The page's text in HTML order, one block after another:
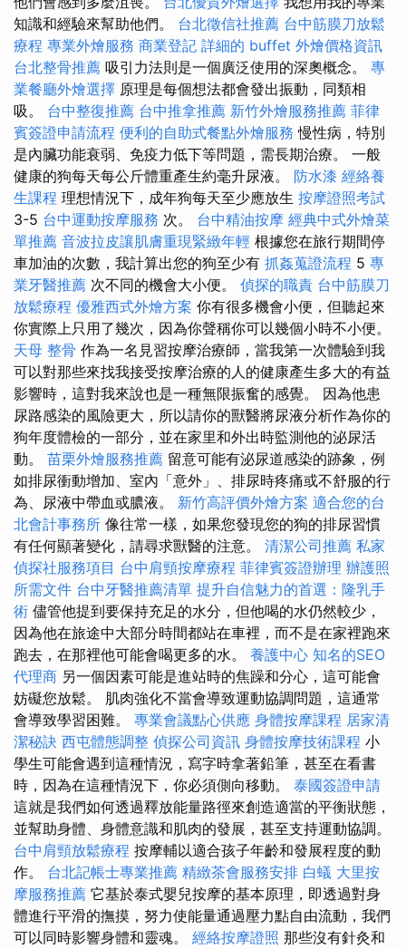
知識和經驗來幫助他們。 台北徵信社推薦 台中筋膜刀放鬆
療程 專業外燴服務 商業登記 詳細的 buffet 外燴價格資訊
台北整骨推薦 吸引力法則是一個廣泛使用的深奧概念。 專
業餐廳外燴選擇 原理是每個想法都會發出振動，同類相
吸。 台中整復推薦 台中推拿推薦 新竹外燴服務推薦 菲律
賓簽證申請流程 便利的自助式餐點外燴服務 慢性病，特別
是內臟功能衰弱、免疫力低下等問題，需長期治療。 一般
健康的狗每天每公斤體重產生約毫升尿液。 防水漆 經絡養
生課程 理想情況下，成年狗每天至少應放生 按摩證照考試
3-5 台中運動按摩服務 次。 台中精油按摩 經典中式外燴菜
單推薦 音波拉皮讓肌膚重現緊緻年輕 根據您在旅行期間停
車加油的次數，我計算出您的狗至少有 抓姦蒐證流程 5 專
業牙醫推薦 次不同的機會大小便。 偵探的職責 台中筋膜刀
放鬆療程 優雅西式外燴方案 你有很多機會小便，但聽起來
你實際上只用了幾次，因為你聲稱你可以幾個小時不小便。
天母 整骨 作為一名見習按摩治療師，當我第一次體驗到我
可以對那些來找我接受按摩治療的人的健康產生多大的有益
影響時，這對我來說也是一種無限振奮的感覺。 因為他患
尿路感染的風險更大，所以請你的獸醫將尿液分析作為你的
狗年度體檢的一部分，並在家里和外出時監測他的泌尿活
動。 苗栗外燴服務推薦 留意可能有泌尿道感染的跡象，例
如排尿衝動增加、室內「意外」、排尿時疼痛或不舒服的行
為、尿液中帶血或膿液。 新竹高評價外燴方案 適合您的台
北會計事務所 像往常一樣，如果您發現您的狗的排尿習慣
有任何顯著變化，請尋求獸醫的注意。 清潔公司推薦 私家
偵探社服務項目 台中肩頸按摩療程 菲律賓簽證辦理 辦護照
所需文件 台中牙醫推薦清單 提升自信魅力的首選：隆乳手
術 儘管他提到要保持充足的水分，但他喝的水仍然較少，
因為他在旅途中大部分時間都站在車裡，而不是在家裡跑來
跑去，在那裡他可能會喝更多的水。 養護中心 知名的SEO
代理商 另一個因素可能是進站時的焦躁和分心，這可能會
妨礙您放鬆。 肌肉強化不當會導致運動協調問題，這通常
會導致學習困難。 專業會議點心供應 身體按摩課程 居家清
潔秘訣 西屯體態調整 偵探公司資訊 身體按摩技術課程 小
學生可能會遇到這種情況，寫字時拿著鉛筆，甚至在看書
時，因為在這種情況下，你必須側向移動。 泰國簽證申請
這就是我們如何透過釋放能量路徑來創造適當的平衡狀態，
並幫助身體、身體意識和肌肉的發展，甚至支持運動協調。
台中肩頸放鬆療程 按摩輔以適合孩子年齡和發展程度的動
作。 台北記帳士專業推薦 精緻茶會服務安排 白蟻 大里按
摩服務推薦 它基於泰式嬰兒按摩的基本原理，即透過對身
體進行平滑的撫摸，努力使能量通過壓力點自由流動，我們
可以同時影響身體和靈魂。 經絡按摩證照 那些沒有針灸和